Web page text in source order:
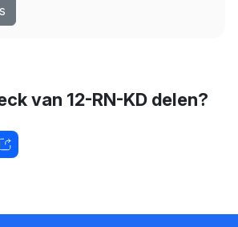
van 12-RN-KD delen?